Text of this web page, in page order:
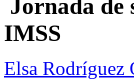
Jornada de
IMSS
Elsa Rodríguez